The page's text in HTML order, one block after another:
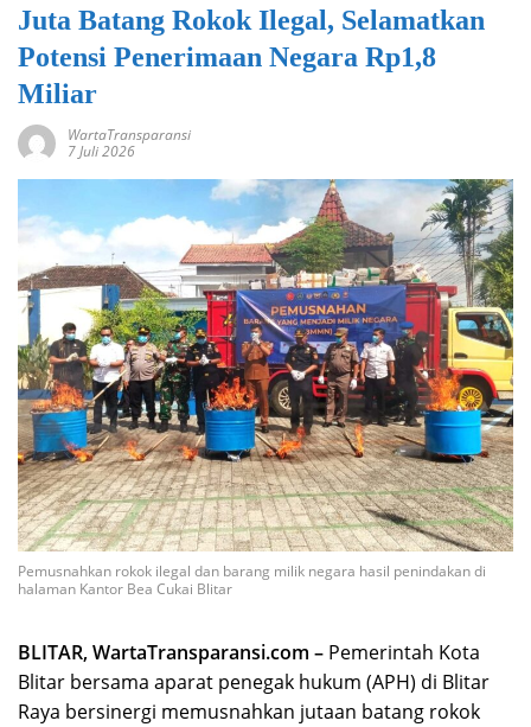
Juta Batang Rokok Ilegal, Selamatkan
Potensi Penerimaan Negara Rp1,8
Miliar
WartaTransparansi
7 Juli 2026
Pemusnahkan rokok ilegal dan barang milik negara hasil penindakan di
halaman Kantor Bea Cukai Blitar
BLITAR, WartaTransparansi.com – Pemerintah Kota
Blitar bersama aparat penegak hukum (APH) di Blitar
Raya bersinergi memusnahkan jutaan batang rokok